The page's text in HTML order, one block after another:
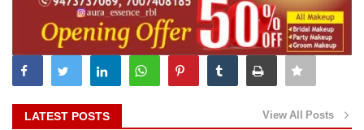
LATEST POSTS View All Posts